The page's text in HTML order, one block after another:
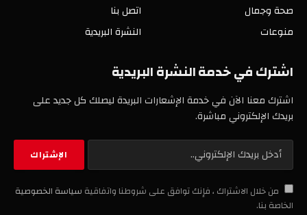
صحة وجمال
منوعات
اتصل بنا
النشرة البريدية
اشترك في خدمة النشرة البريدية
اشترك معنا الآن في خدمة الإشعارات البريدة ليصلك كل جديد على
بريدك الإلكتروني مباشرة.
من خلال الاشتراك ، فإنك توافق على شروطنا واتفاقية سياسة الخصوصية
الخاصة بنا.